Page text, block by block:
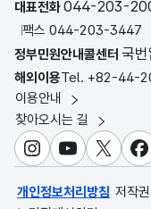
대표전화044-203-
팩스 044-203-3447
정부민원안내콜센터 국
해외이용Tel. +82-44-
이용안내
찾아오시는 길
인스타그램
유튜브X
개인정보처리방침 저작